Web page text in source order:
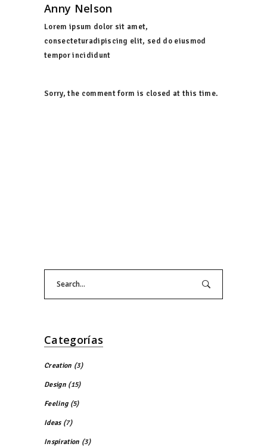
Anny Nelson
Lorem ipsum dolor sit amet,
consecteturadipiscing elit, sed do eiusmod
tempor incididunt
Sorry, the comment form is closed at this time.
Categorías
Creation (3)
Design(15)
Feeling(5)
Ideas(7)
Inspiration (3)